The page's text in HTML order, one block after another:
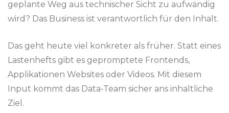
geplante Weg aus technischer Sicht zu aufwändig
wird? Das Business ist verantwortlich für den Inhalt.
Das geht heute viel konkreter als früher. Statt eines
Lastenhefts gibt es gepromptete Frontends,
Applikationen Websites oder Videos. Mit diesem
Input kommt das Data-Team sicher ans inhaltliche
Ziel.